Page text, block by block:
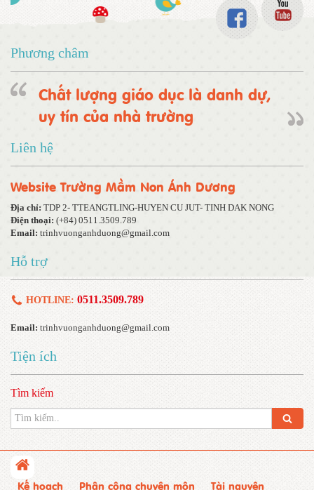
Phương châm
Chất lượng giáo dục là danh dự,
uy tín của nhà trường
Liên hệ
Website Trường Mầm Non Ánh Dương
Địa chỉ: TDP 2- TTEANGTLING-HUYEN CU JUT- TINH DAK NONG
Điện thoại: (+84) 0511.3509.789
Email: trinhvuonganhduong@gmail.com
Hỗ trợ
HOTLINE: 0511.3509.789
Email: trinhvuonganhduong@gmail.com
Tiện ích
Tìm kiếm
Kế hoạch Phân công chuyên môn Tài nguyên